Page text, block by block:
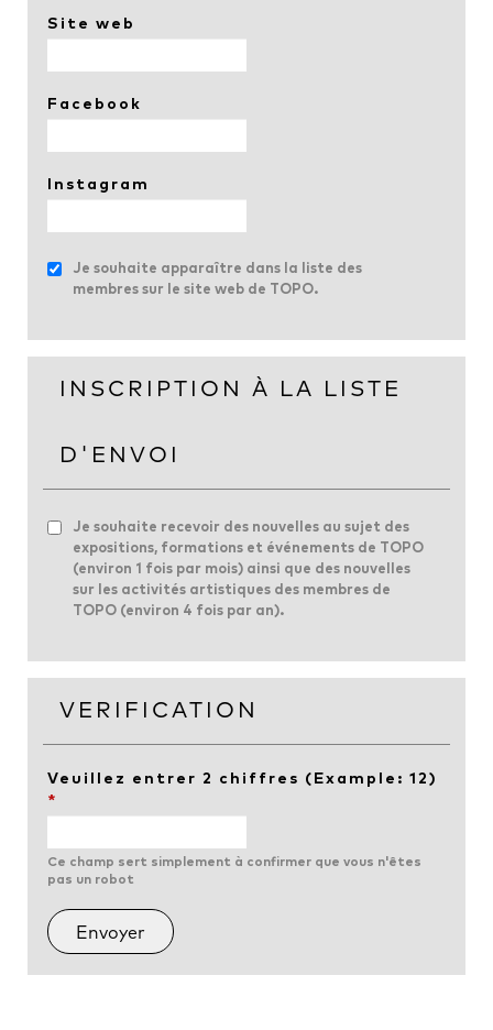
Site web
Facebook
Instagram
Je souhaite apparaître dans la liste des
membres sur le site web de TOPO.
INSCRIPTION À LA LISTE
D'ENVOI
Je souhaite recevoir des nouvelles au sujet des
expositions, formations et événements de TOPO
(environ 1 fois par mois) ainsi que des nouvelles
sur les activités artistiques des membres de
TOPO (environ 4 fois par an).
VERIFICATION
Veuillez entrer 2 chiffres (Example: 12)
*
Ce champ sert simplement à confirmer que vous n'êtes
pas un robot